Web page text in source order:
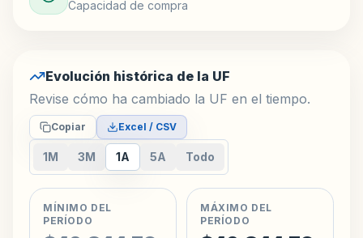
Capacidad de compra
Evolución histórica de la UF
Revise cómo ha cambiado la UF en el tiempo.
Copiar Excel / CSV
1M 3M 1A 5A Todo
MÍNIMO DEL
PERÍODO
MÁXIMO DEL
PERÍODO